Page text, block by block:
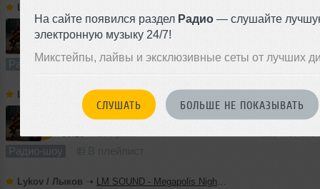
На сайте появился раздел Радио — слушайте
электронную музыку 24/7!
Микстейпы, лайвы и эксклюзивные сеты от лучших
СЛУШАТЬ БОЛЬШЕ НЕ ПОКАЗЫВАТЬ
Lykov / Лыков
Радио-шоу В плейлист (в 2 плейлистах)
Lykov / Лыков ➝ LM SOUND - Megapolis Night 14.07.2026
Радио-шоу
Lykov / Лыков ➝ LM SOUND - Megapolis Night 07.07.2026